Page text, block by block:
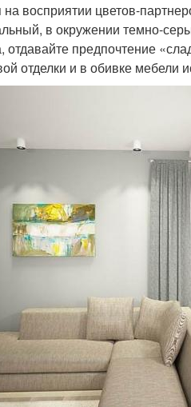
восприятии цветов-
в окружении темно-
отдавайте предпочтение
отделки и в обивке мебели